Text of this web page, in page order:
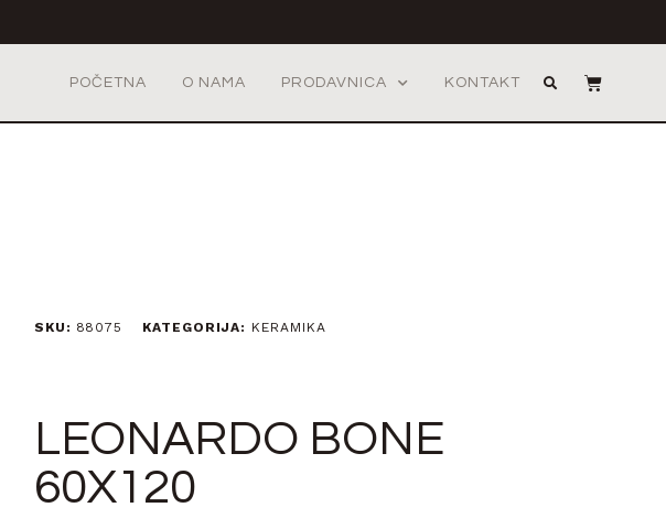
POČETNA O NAMA PRODAVNICA KONTAKT
SKU: 88075 KATEGORIJA: KERAMIKA
LEONARDO BONE
60X120